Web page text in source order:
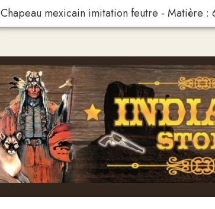
Chapeau mexicain imitation feutre - Matière :